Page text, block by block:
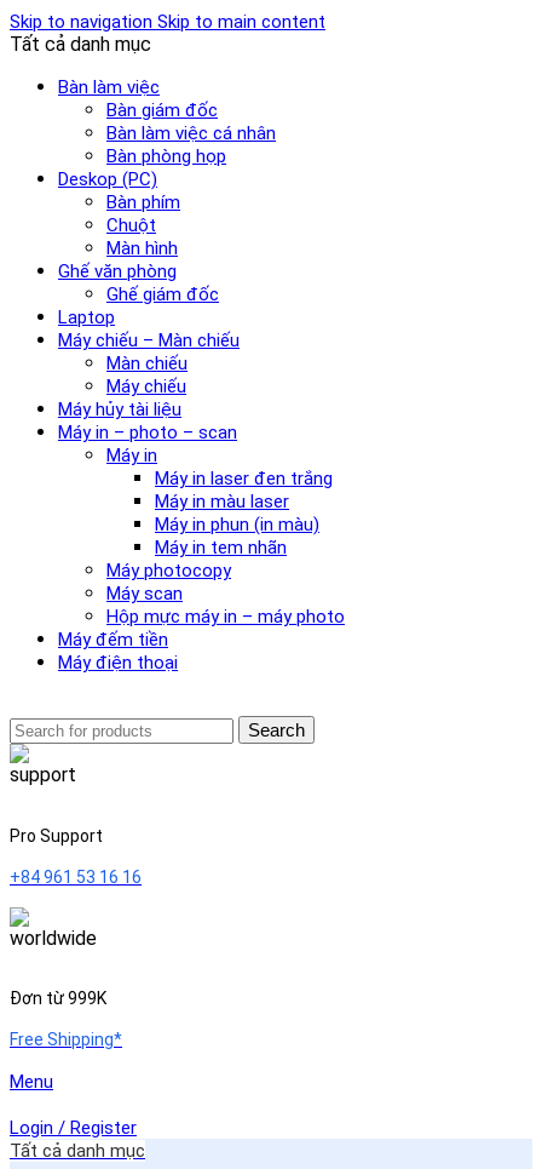
Skip to navigation Skip to main content
Tất cả danh mục
Bàn làm việc
Bàn giám đốc
Bàn làm việc cá nhân
Bàn phòng họp
Deskop (PC)
Bàn phím
Chuột
Màn hình
Ghế văn phòng
Ghế giám đốc
Laptop
Máy chiếu – Màn chiếu
Màn chiếu
Máy chiếu
Máy hủy tài liệu
Máy in – photo – scan
Máy in
Máy in laser đen trắng
Máy in màu laser
Máy in phun (in màu)
Máy in tem nhãn
Máy photocopy
Máy scan
Hộp mực máy in – máy photo
Máy đếm tiền
Máy điện thoại
Search
Pro Support
+84 961 53 16 16
Đơn từ 999K
Free Shipping*
Menu
Login / Register
Tất cả danh mục